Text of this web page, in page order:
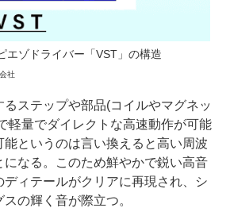
エゾドライバー「VST」の構造
社
るステップや部品(コイルやマグネッ
軽量でダイレクトな高速動作が可能
能というのは言い換えると高い周波
なる。このため鮮やかで鋭い高音
ディテールがクリアに再現され、シ
の輝く音が際立つ。